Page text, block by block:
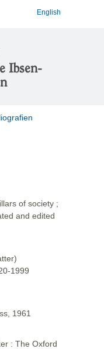
English
Ibsen-
of society ;
and edited
1999
1961
: The Oxford